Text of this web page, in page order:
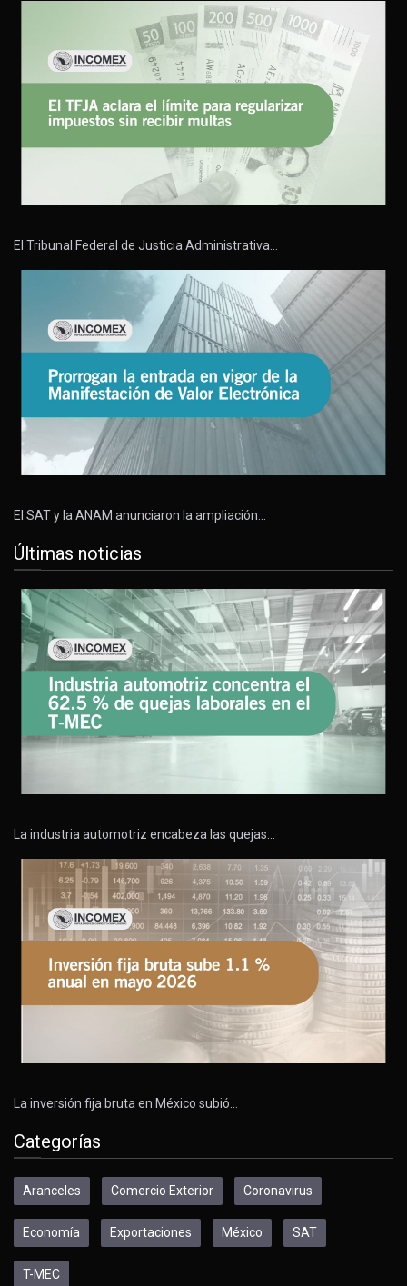
El Tribunal Federal de Justicia Administrativa…
El SAT y la ANAM anunciaron la ampliación…
Últimas noticias
La industria automotriz encabeza las quejas…
La inversión fija bruta en México subió…
Categorías
Aranceles Comercio Exterior Coronavirus
Economía Exportaciones México SAT
T-MEC